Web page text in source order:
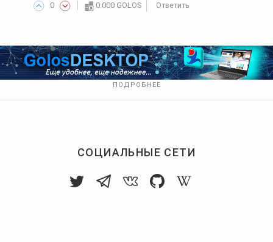
0 0.000 GOLOS Ответить
ПОДРОБНЕЕ
СОЦИАЛЬНЫЕ СЕТИ